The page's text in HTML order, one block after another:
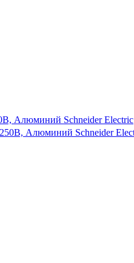
Алюминий Schneider Electric